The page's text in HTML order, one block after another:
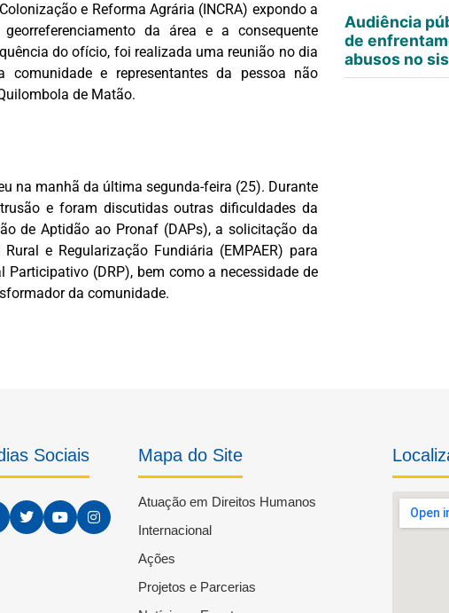
e Reforma Agrária (INCRA) expondo a
da área e a consequente
do ofício, foi realizada uma reunião no dia
comunidade e representantes da pessoa não
de Matão.
na manhã da última segunda-feira (25). Durante
e foram discutidas outras dificuldades da
de Aptidão ao Pronaf (DAPs), a solicitação da
e Regularização Fundiária (EMPAER) para
(DRP), bem como a necessidade de
da comunidade.
Audiência
de
abusos no
Sociais Mapa do Site
Atuação em Direitos Humanos
Internacional
Ações
Projetos e Parcerias